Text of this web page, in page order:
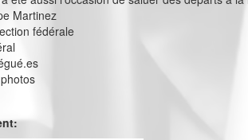
Martinez
fédérale